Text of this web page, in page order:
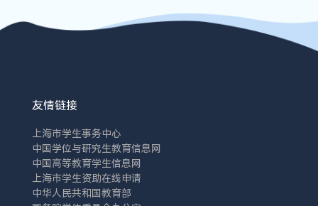
友情链接
上海市学生事务中心
中国学位与研究生教育信息网
中国高等教育学生信息网
上海市学生资助在线申请
中华人民共和国教育部